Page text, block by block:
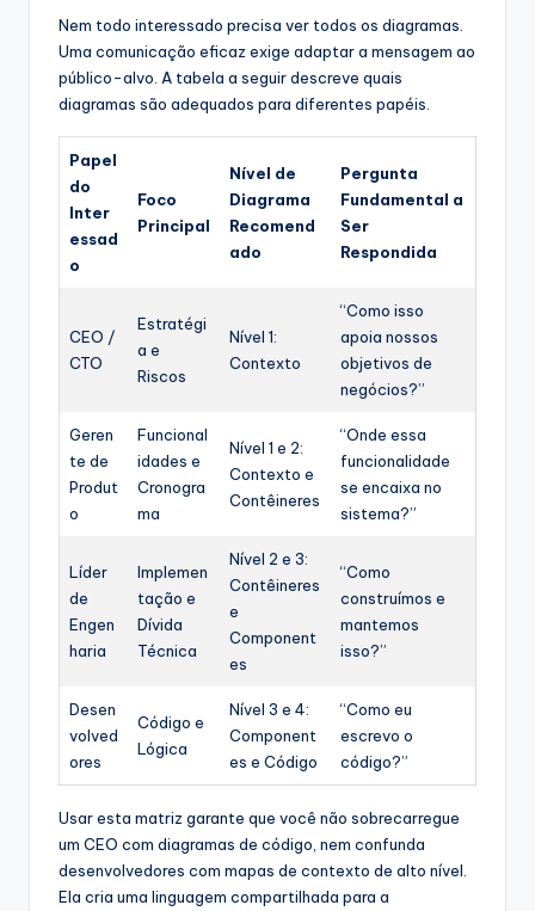
Nem todo interessado precisa ver todos os diagramas.
Uma comunicação eficaz exige adaptar a mensagem ao
público-alvo. A tabela a seguir descreve quais
diagramas são adequados para diferentes papéis.
Papel
do
Inter
essad
o
Foco
Principal
Nível de
Diagrama
Recomend
ado
Pergunta
Fundamental a
Ser
Respondida
CEO /
CTO
Estratégi
a e
Riscos
Nível 1:
Contexto
“Como isso
apoia nossos
objetivos de
negócios?”
Geren
te de
Produt
o
Funcional
idades e
Cronogra
ma
Nível 1 e 2:
Contexto e
Contêineres
“Onde essa
funcionalidade
se encaixa no
sistema?”
Líder
de
Engen
haria
Implemen
tação e
Dívida
Técnica
Nível 2 e 3:
Contêineres
e
Component
es
“Como
construímos e
mantemos
isso?”
Desen
volved
ores
Código e
Lógica
Nível 3 e 4:
Component
es e Código
“Como eu
escrevo o
código?”
Usar esta matriz garante que você não sobrecarregue
um CEO com diagramas de código, nem confunda
desenvolvedores com mapas de contexto de alto nível.
Ela cria uma linguagem compartilhada para a